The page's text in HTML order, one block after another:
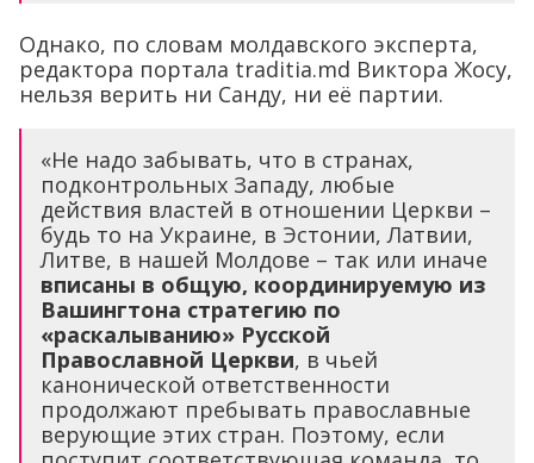
Однако, по словам молдавского эксперта,
редактора портала traditia.md Виктора Жосу,
нельзя верить ни Санду, ни её партии.
«Не надо забывать, что в странах,
подконтрольных Западу, любые
действия властей в отношении Церкви –
будь то на Украине, в Эстонии, Латвии,
Литве, в нашей Молдове – так или иначе
вписаны в общую, координируемую из
Вашингтона стратегию по
«раскалыванию» Русской
Православной Церкви, в чьей
канонической ответственности
продолжают пребывать православные
верующие этих стран. Поэтому, если